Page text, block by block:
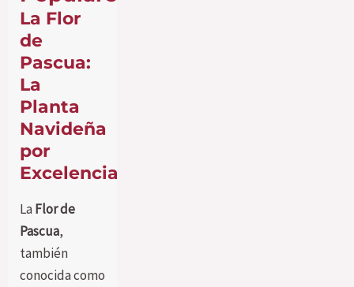
La Flor
de
Pascua:
La
Planta
Navideña
por
Excelencia
LaFlor de
Pascua,
también
conocida como